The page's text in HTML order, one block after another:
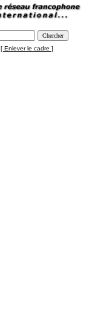
[ Enlever le cadre ]